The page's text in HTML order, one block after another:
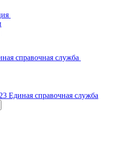
справочная служба
Единая справочная служба